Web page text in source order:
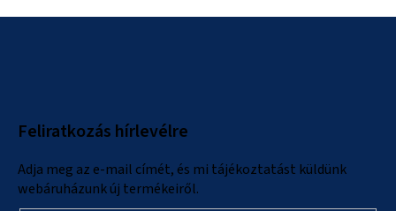
Feliratkozás hírlevélre
Adja meg az e-mail címét, és mi tájékoztatást küldünk
webáruházunk új termékeiről.